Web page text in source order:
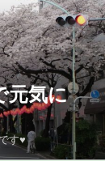
気に
す♥